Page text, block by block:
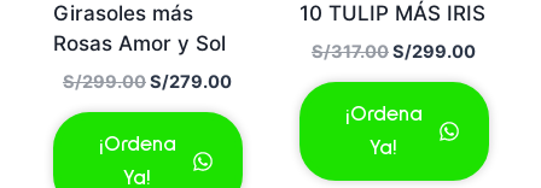
Girasoles más
Rosas Amor y Sol
S/299.00El
precio
original
S/279.00El
actual
¡Ordena
Ya!
10 TULIP MÁS IRIS
S/317.00El
precio
original
S/299.00El
actual
S/
¡Ordena
Ya!